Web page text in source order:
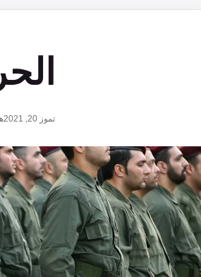
تموز 20, 2021